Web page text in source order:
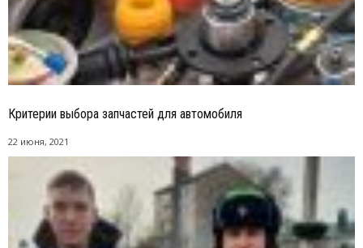
Критерии выбора запчастей для автомобиля
22 июня, 2021